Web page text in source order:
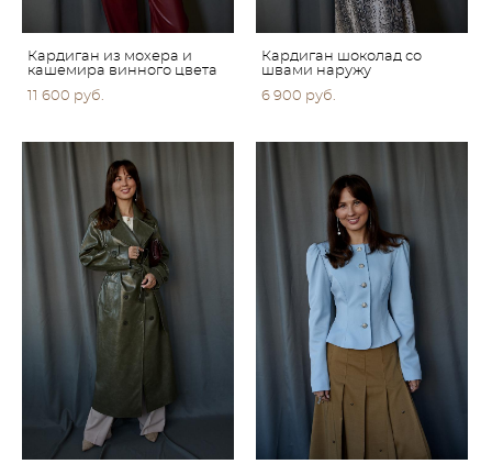
Кардиган из мохера и
кашемира винного цвета
11 600 pуб.
Кардиган шоколад со
швами наружу
6 900 pуб.